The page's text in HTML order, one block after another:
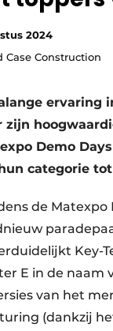
2024
Case Construction
ervaring
zijn
Demo
categorie
de
Key-
E in de naam
van het
(dankzij